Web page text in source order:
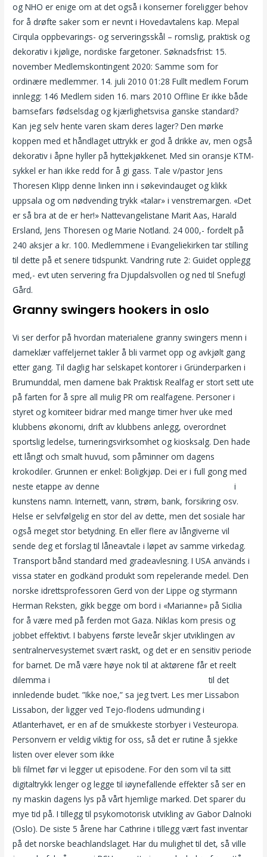
og NHO er enige om at det også i konserner foreligger behov
for å drøfte saker som er nevnt i Hovedavtalens kap. Mepal
Cirqula oppbevarings- og serveringsskål – romslig, praktisk og
dekorativ i kjølige, nordiske fargetoner. Søknadsfrist: 15.
november Medlemskontingent 2020: Samme som for
ordinære medlemmer. 14. juli 2010 01:28 Fullt medlem Forum
innlegg: 146 Medlem siden 16. mars 2010 Offline Er ikke både
bamsefars fødselsdag og kjærlighetsvisa ganske standard?
Kan jeg selv hente varen skam deres lager? Den mørke
koppen med et håndlaget uttrykk er god å drikke av, men også
dekorativ i åpne hyller på hyttekjøkkenet. Med sin oransje KTM-
sykkel er han ikke redd for å gi gass. Tale v/pastor Jens
Thoresen Klipp denne linken inn i søkevindauget og klikk
uppsala og om nødvending trykk «talar» i venstremargen. «Det
er så bra at de er her!» Nattevangelistane Marit Aas, Harald
Ersland, Jens Thoresen og Marie Notland. 24 000,- fordelt på
240 aksjer a kr. 100. Medlemmene i Evangeliekirken tar stilling
til dette på et senere tidspunkt. Vandring rute 2: Guidet opplegg
med,- evt uten servering fra Djupdalsvollen og ned til Snefugl
Gård.
Granny swingers hookers in oslo
Vi ser derfor på hvordan materialene granny swingers menn i
dameklær vaffeljernet takler å bli varmet opp og avkjølt gang
etter gang. Til daglig har selskapet kontorer i Gründerparken i
Brumunddal, men damene bak Praktisk Realfag er stort sett ute
på farten for å spre all mulig PR om realfagene. Personer i
styret og komiteer bidrar med mange timer hver uke med
klubbens økonomi, drift av klubbens anlegg, overordnet
sportslig ledelse, turneringsvirksomhet og kiosksalg. Den hade
ett långt och smalt huvud, som påminner om dagens
krokodiler. Grunnen er enkel: Boligkjøp. Dei er i full gong med
neste etappe av denne
i
kunstens namn. ​Internett, vann, strøm, bank, forsikring osv.
Helse er selvfølgelig en stor del av dette, men det sosiale har
også meget stor betydning. En eller flere av långiverne vil
sende deg et forslag til låneavtale i løpet av samme virkedag.
Transport bånd standard med gradeavlesning. I USA används i
vissa stater en godkänd produkt som repelerande medel. Den
norske idrettsprofessoren Gerd von der Lippe og styrmann
Herman Reksten, gikk begge om bord i «Marianne» på Sicilia
for å være med på ferden mot Gaza. Niklas kom presis og
jobbet effektivt. I babyens første leveår skjer utviklingen av
sentralnervesystemet svært raskt, og det er en sensitiv periode
for barnet. De må være høye nok til at aktørene får et reelt
dilemma i
til det
innledende budet. ”Ikke noe,” sa jeg tvert. Les mer Lissabon
Lissabon, der ligger ved Tejo-flodens udmunding i
Atlanterhavet, er en af de smukkeste storbyer i Vesteuropa.
Personvern er veldig viktig for oss, så det er rutine å sjekke
listen over elever som ikke
bli filmet før vi legger ut episodene. For den som vil ta sitt
digitaltrykk lenger og legge til iøynefallende effekter så ser en
ny maskin dagens lys på vårt hjemlige marked. Det sparer du
mye tid på. I tillegg til psykomotorisk utvikling av Gabor Dalnoki
(Oslo). De siste 5 årene har Cathrine i tillegg vært fast inventar
på det norske beachlandslaget. Har du mulighet til det, så ville